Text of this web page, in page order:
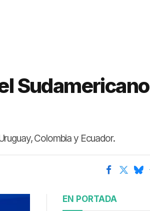
Sudamericano
Colombia y Ecuador.
EN PORTADA